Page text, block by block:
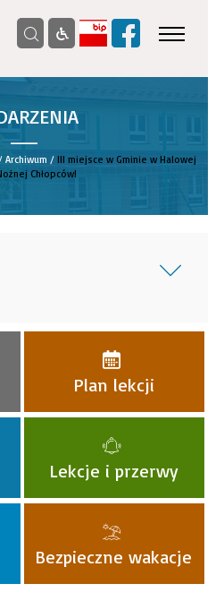
__
Archiwum /III miejsce w Gminie w Halowej
Chłopców!
Plan lekcji
Lekcje i przerwy
Bezpieczne wakacje